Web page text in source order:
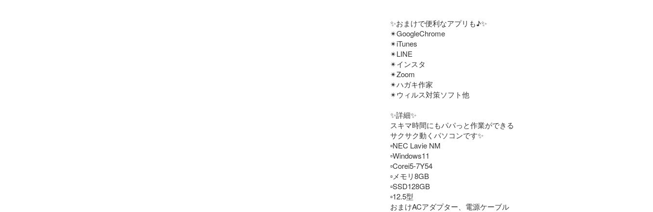
✨おまけで便利なアプリも♪✨
✴GoogleChrome
✴iTunes
✴LINE
✴インスタ
✴Zoom
✴ハガキ作家
✴ウィルス対策ソフト他
✨詳細✨
スキマ時間にもパパっと作業ができる
サクサク動くパソコンです✨️
▫️NEC Lavie NM
▫️Windows11
▫️Corei5-7Y54
▫️メモリ8GB
▫️SSD128GB
▫️12.5型
おまけACアダプター、電源ケーブル